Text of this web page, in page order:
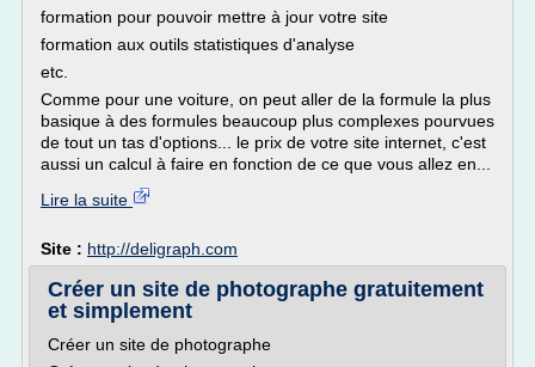
formation pour pouvoir mettre à jour votre site
formation aux outils statistiques d'analyse
etc.
Comme pour une voiture, on peut aller de la formule la plus
basique à des formules beaucoup plus complexes pourvues
de tout un tas d'options... le prix de votre site internet, c'est
aussi un calcul à faire en fonction de ce que vous allez en...
Lire la suite
Site : http://deligraph.com
Créer un site de photographe gratuitement
et simplement
Créer un site de photographe